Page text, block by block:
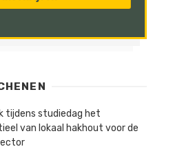
tijdens studiedag het
van lokaal hakhout voor de